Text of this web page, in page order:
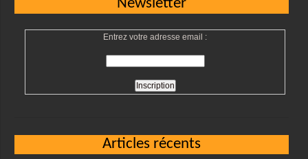
Newsletter
Entrez votre adresse email :
Articles récents